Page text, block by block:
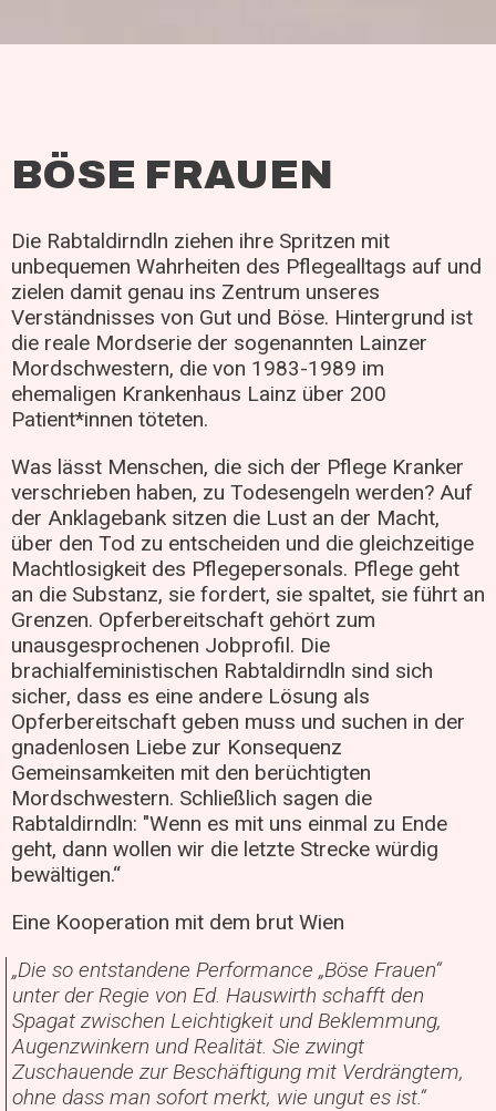
BÖSE FRAUEN
Die Rabtaldirndln ziehen ihre Spritzen mit
unbequemen Wahrheiten des Pflegealltags auf und
zielen damit genau ins Zentrum unseres
Verständnisses von Gut und Böse. Hintergrund ist
die reale Mordserie der sogenannten Lainzer
Mordschwestern, die von 1983-1989 im
ehemaligen Krankenhaus Lainz über 200
Patient*innen töteten.
Was lässt Menschen, die sich der Pflege Kranker
verschrieben haben, zu Todesengeln werden? Auf
der Anklagebank sitzen die Lust an der Macht,
über den Tod zu entscheiden und die gleichzeitige
Machtlosigkeit des Pflegepersonals. Pflege geht
an die Substanz, sie fordert, sie spaltet, sie führt an
Grenzen. Opferbereitschaft gehört zum
unausgesprochenen Jobprofil. Die
brachialfeministischen Rabtaldirndln sind sich
sicher, dass es eine andere Lösung als
Opferbereitschaft geben muss und suchen in der
gnadenlosen Liebe zur Konsequenz
Gemeinsamkeiten mit den berüchtigten
Mordschwestern. Schließlich sagen die
Rabtaldirndln: "Wenn es mit uns einmal zu Ende
geht, dann wollen wir die letzte Strecke würdig
bewältigen.“
Eine Kooperation mit dem brut Wien
„Die so entstandene Performance „Böse Frauen“
unter der Regie von Ed. Hauswirth schafft den
Spagat zwischen Leichtigkeit und Beklemmung,
Augenzwinkern und Realität. Sie zwingt
Zuschauende zur Beschäftigung mit Verdrängtem,
ohne dass man sofort merkt, wie ungut es ist.“